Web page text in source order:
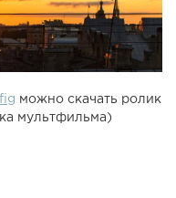
можно скачать ролик
мультфильма)